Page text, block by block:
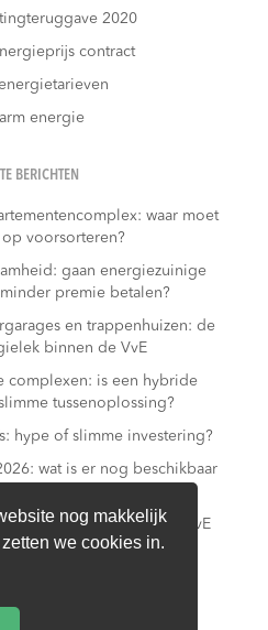
nog makkelijk
we cookies in.
2020
contract
energie
BERICHTEN
waar moet
op voorsorteren?
gaan energiezuinige
premie betalen?
en trappenhuizen: de
binnen de VvE
complexen: is een hybride
tussenoplossing?
hype of slimme investering?
wat is er nog beschikbaar
hoe voorkomt een VvE
van de installatie?
is dat realistisch voor een